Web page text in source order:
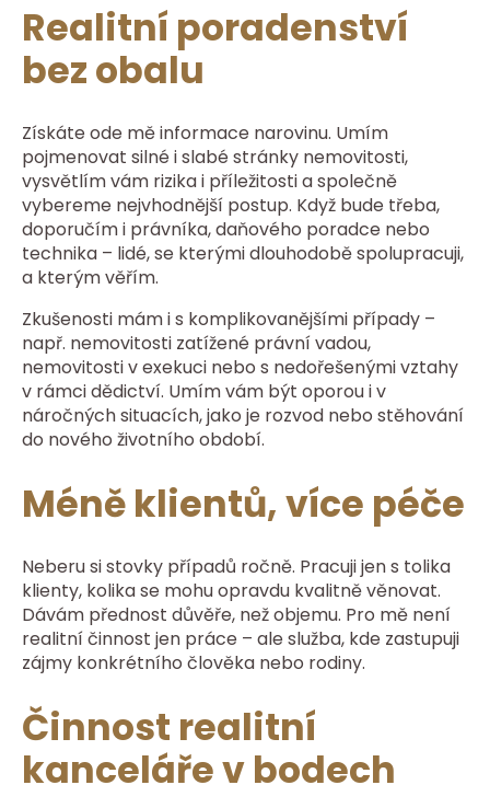
Realitní poradenství
bez obalu
Získáte ode mě informace narovinu. Umím
pojmenovat silné i slabé stránky nemovitosti,
vysvětlím vám rizika i příležitosti a společně
vybereme nejvhodnější postup. Když bude třeba,
doporučím i právníka, daňového poradce nebo
technika – lidé, se kterými dlouhodobě spolupracuji,
a kterým věřím.
Zkušenosti mám i s komplikovanějšími případy –
např. nemovitosti zatížené právní vadou,
nemovitosti v exekuci nebo s nedořešenými vztahy
v rámci dědictví. Umím vám být oporou i v
náročných situacích, jako je rozvod nebo stěhování
do nového životního období.
Méně klientů, více péče
Neberu si stovky případů ročně. Pracuji jen s tolika
klienty, kolika se mohu opravdu kvalitně věnovat.
Dávám přednost důvěře, než objemu. Pro mě není
realitní činnost jen práce – ale služba, kde zastupuji
zájmy konkrétního člověka nebo rodiny.
Činnost realitní
kanceláře v bodech